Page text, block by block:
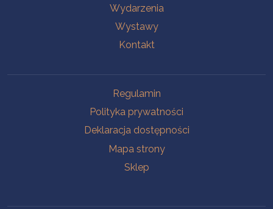
Wydarzenia
Wystawy
Kontakt
Regulamin
Polityka prywatności
Deklaracja dostępności
Mapa strony
Sklep